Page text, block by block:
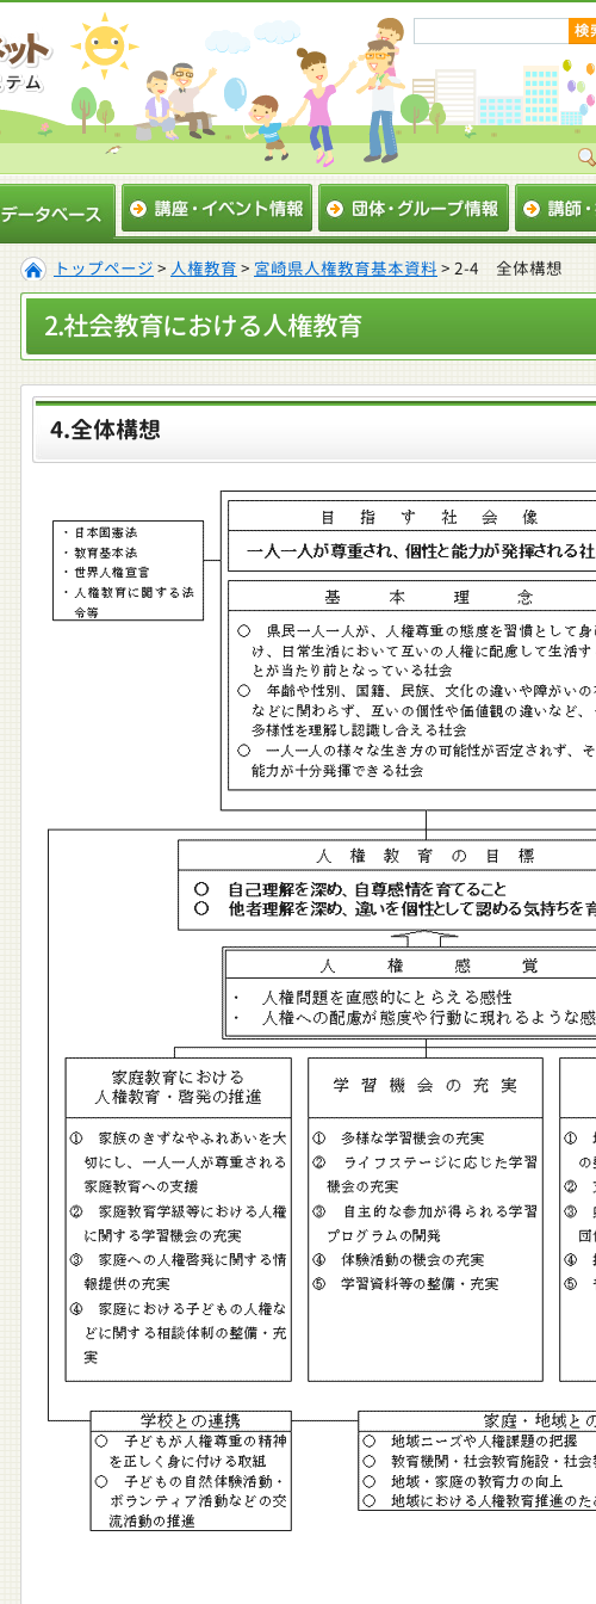
トップページ > 人権教育 > 宮崎県人権教育基本資料 > 2-4 全体構想
2.社会教育における人権教育
4.全体構想